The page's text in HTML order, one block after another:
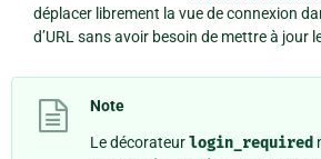
déplacer librement la vue de connexion
d’URL sans avoir besoin de mettre à jour
Note
Le décorateurlogin_required